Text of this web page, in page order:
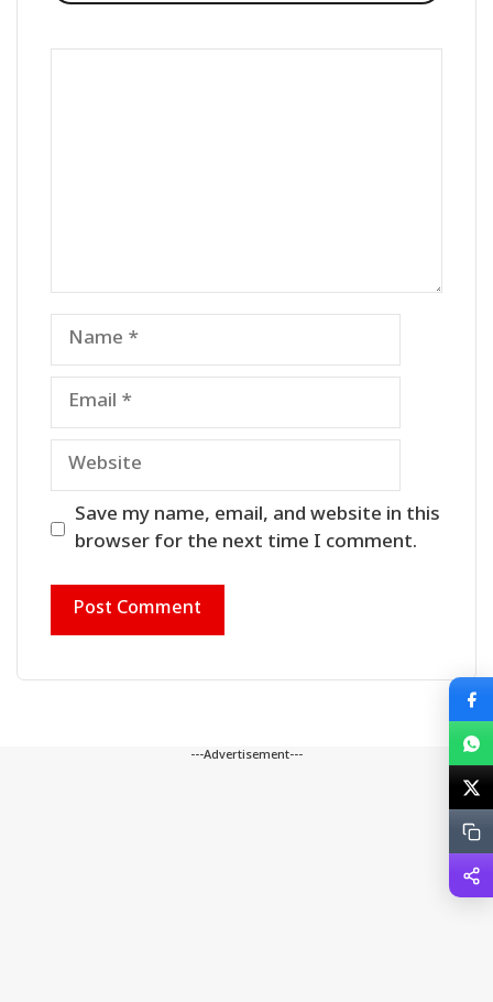
Name
Email
Website
Save my name, email, and website in this
browser for the next time I comment.
---Advertisement---